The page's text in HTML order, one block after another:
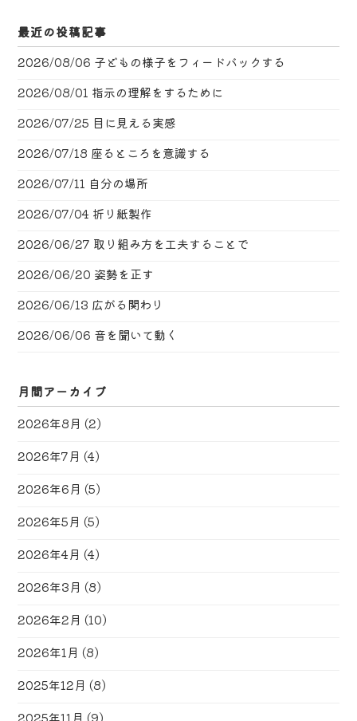
最近の投稿記事
2026/08/06 子どもの様子をフィードバックする
2026/08/01 指示の理解をするために
2026/07/25 目に見える実感
2026/07/18 座るところを意識する
2026/07/11 自分の場所
2026/07/04 折り紙製作
2026/06/27 取り組み方を工夫することで
2026/06/20 姿勢を正す
2026/06/13 広がる関わり
2026/06/06 音を聞いて動く
月間アーカイブ
2026年8月 (2)
2026年7月 (4)
2026年6月 (5)
2026年5月 (5)
2026年4月 (4)
2026年3月 (8)
2026年2月 (10)
2026年1月 (8)
2025年12月 (8)
2025年11月 (9)